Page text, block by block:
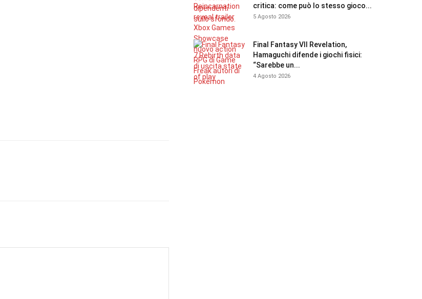
critica: come può lo stesso gioco...
5 Agosto 2026
Final Fantasy VII Revelation,
Hamaguchi difende i giochi fisici:
“Sarebbe un...
4 Agosto 2026